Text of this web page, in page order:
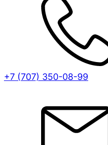
+7 (707) 350-08-99